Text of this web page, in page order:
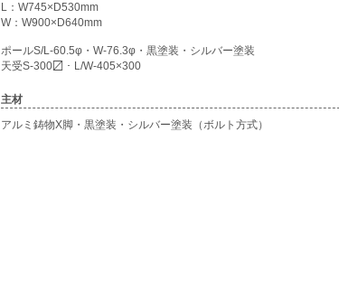
L：W745×D530mm
W：W900×D640mm
ポールS/L-60.5φ・W-76.3φ・黒塗装・シルバー塗装
天受S-300〼・L/W-405×300
主材
アルミ鋳物X脚・黒塗装・シルバー塗装（ボルト方式）